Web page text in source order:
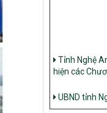
hiện các
Nông thôn